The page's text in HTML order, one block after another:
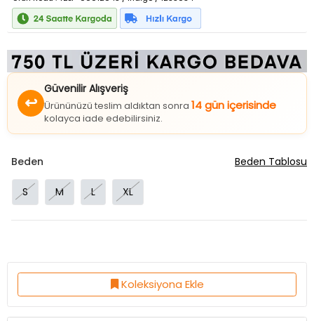
↩
Güvenilir Alışveriş
Ürününüzü teslim aldıktan sonra 14 gün içerisinde
kolayca iade edebilirsiniz.
Beden
S M L XL
Beden Tablosu
Koleksiyona Ekle